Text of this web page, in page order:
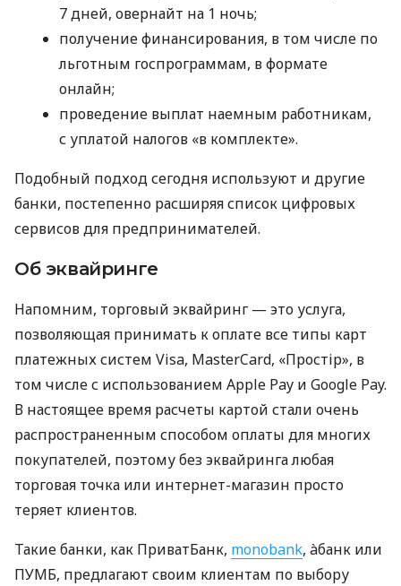
7 дней, овернайт на 1 ночь;
получение финансирования, в том числе по
льготным госпрограммам, в формате
онлайн;
проведение выплат наемным работникам,
с уплатой налогов «в комплекте».
Подобный подход сегодня используют и другие
банки, постепенно расширяя список цифровых
сервисов для предпринимателей.
Об эквайринге
Напомним, торговый эквайринг — это услуга,
позволяющая принимать к оплате все типы карт
платежных систем Visa, MasterCard, «Простір», в
том числе с использованием Apple Pay и Google Pay.
В настоящее время расчеты картой стали очень
распространенным способом оплаты для многих
покупателей, поэтому без эквайринга любая
торговая точка или интернет-магазин просто
теряет клиентов.
Такие банки, как ПриватБанк, monobank, àбанк или
ПУМБ, предлагают своим клиентам по выбору